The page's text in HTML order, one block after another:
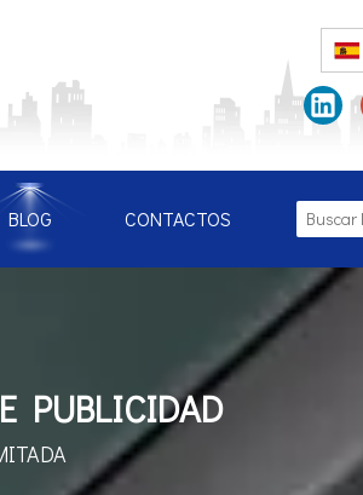
BLOG CONTACTOS
PUBLICIDAD